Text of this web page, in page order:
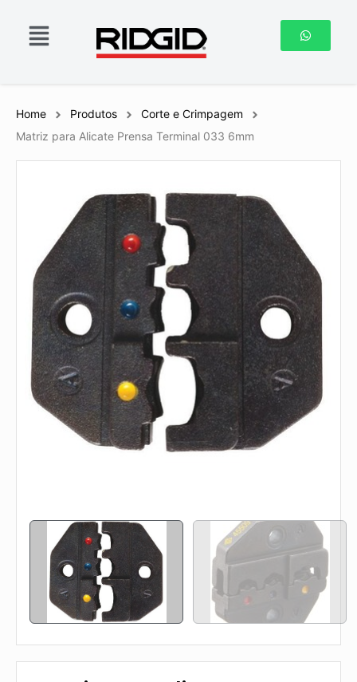
Home Produtos
Corte e Crimpagem
Matriz para Alicate Prensa Terminal 033 6mm